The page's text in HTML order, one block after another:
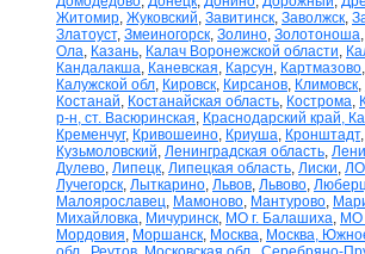
Житомир, Жуковский, Завитинск, Заволжск,
Златоуст, Змеиногорск, Золино, Золотоноша,
Ола, Казань, Калач Воронежской области,
Кандалакша, Каневская, Карсун, Картмазово,
Калужской обл, Кировск, Кирсанов, Климовск,
Костанай, Костанайская область, Кострома,
р-н, ст. Васюринская, Краснодарский край,
Кременчуг, Кривошеино, Криуша, Кронштадт,
Кузьмоловский, Ленинградская область,
Дулево, Липецк, Липецкая область, Лиски,
Лучегорск, Лыткарино, Львов, Львово,
Малоярославец, Мамоново, Мантурово,
Михайловка, Мичуринск, МО г. Балашиха, МО
Мордовия, Моршанск, Москва, Москва,